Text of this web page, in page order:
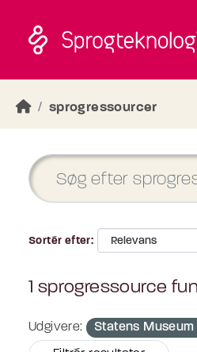
sprogressourcer
Sortér efter
1 sprogressource
Udgivere: Statens